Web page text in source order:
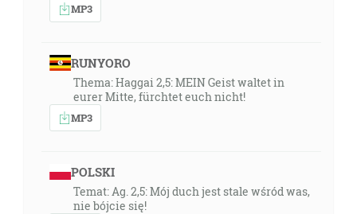
MP3
RUNYORO
Thema: Haggai 2,5: MEIN Geist waltet in
eurer Mitte, fürchtet euch nicht!
MP3
POLSKI
Temat: Ag. 2,5: Mój duch jest stale wśród was,
nie bójcie się!